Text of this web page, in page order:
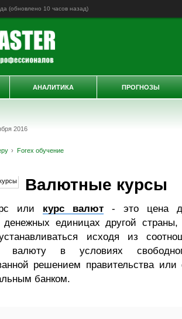
(обновлено 10 часов назад)
2016
Forex обучение
Валютные курсы
или курс валют- это цена
единицах другой страны,
исходя из
валюту в условиях
решением правительства
банком.
АНАЛИТИКА ПРОГНОЗЫ